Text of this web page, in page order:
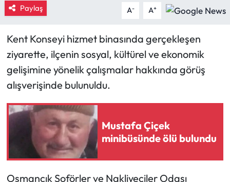
Paylaş A- A+
Kent Konseyi hizmet binasında gerçekleşen
ziyarette, ilçenin sosyal, kültürel ve ekonomik
gelişimine yönelik çalışmalar hakkında görüş
alışverişinde bulunuldu.
Mustafa Çiçek
minibüsünde ölü bulundu
Osmancık Şoförler ve Nakliyeciler Odası
Kimdir?
Laçin Haberleri
Magazin
Mecitözü Haberleri
Oğuzlar Haberleri
Ortaköy Haberleri